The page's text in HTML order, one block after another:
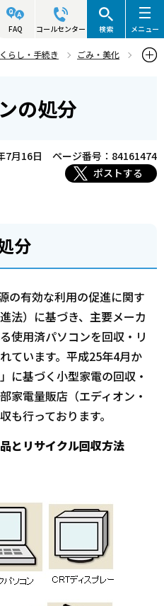
FAQ コールセンター 検索 メニュー
くらし・手続き
ごみ・美化
の処分
7月16日
ページ番号：84161474
ポストする
分
の有効な利用の促進に関す
法）に基づき、主要メーカ
使用済パソコンを回収・リ
ています。平成25年4月か
に基づく小型家電の回収・
家電量販店（エディオン・
も行っております。
とリサイクル回収方法